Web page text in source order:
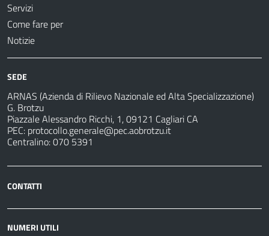
Servizi
Come fare per
Notizie
SEDE
ARNAS (Azienda di Rilievo Nazionale ed Alta Specializzazione)
G. Brotzu
Piazzale Alessandro Ricchi, 1, 09121 Cagliari CA
PEC: protocollo.generale@pec.aobrotzu.it
Centralino: 070 5391
CONTATTI
NUMERI UTILI